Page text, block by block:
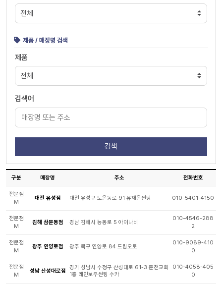
제품 / 매장명 검색
제품
검색어
구분 매장명 주소 전화번호
전문점
M
대전 유성점 대전 유성구 노은동로 91 유재은썬팅 010-5401-4150
전문점
M
김해 삼문동점 경남 김해시 능동로 5 아이나비
010-4546-288
2
전문점
M
광주 연양로점 광주 북구 연양로 84 드림오토
010-9089-410
0
전문점
M
성남 산성대로점
경기 성남시 수정구 산성대로 61-3 둔전교회
1층 레인보우썬팅 수카
010-4058-405
0